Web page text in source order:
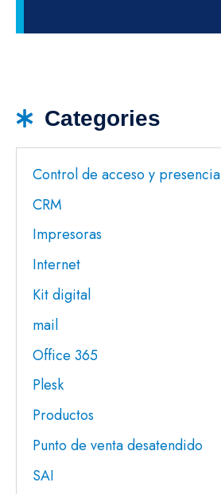
Categories
Control de acceso y presencia
CRM
Impresoras
Internet
Kit digital
mail
Office 365
Plesk
Productos
Punto de venta desatendido
SAI